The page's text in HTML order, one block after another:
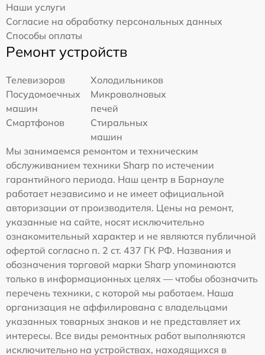
Наши услуги
Согласие на обработку персональных данных
Способы оплаты
Ремонт устройств
Телевизоров
Холодильников
Посудомоечных
машин
Микроволновых
печей
Смартфонов
Стиральных
машин
Мы занимаемся ремонтом и техническим
обслуживанием техники Sharp по истечении
гарантийного периода. Наш центр в Барнауле
работает независимо и не имеет официальной
авторизации от производителя. Цены на ремонт,
указанные на сайте, носят исключительно
ознакомительный характер и не являются публичной
офертой согласно п. 2 ст. 437 ГК РФ. Названия и
обозначения торговой марки Sharp упоминаются
только в информационных целях — чтобы обозначить
перечень техники, с которой мы работаем. Наша
организация не аффилирована с владельцами
указанных товарных знаков и не представляет их
интересы. Все виды ремонтных работ выполняются
исключительно на устройствах, находящихся в